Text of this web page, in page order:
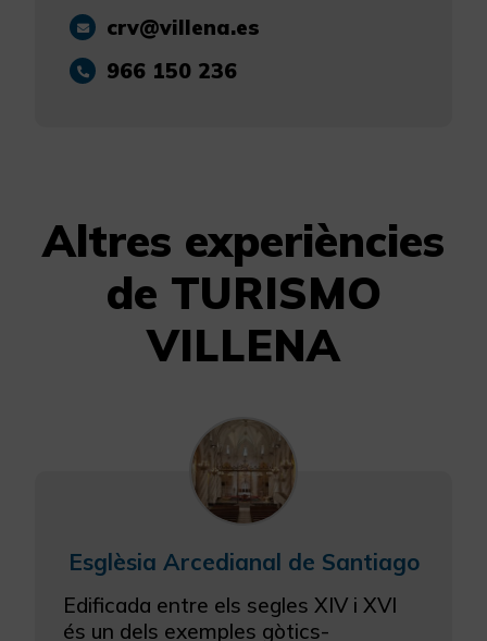
crv@villena.es
966 150 236
Altres experiències
de TURISMO
VILLENA
Esglèsia Arcedianal de Santiago
Edificada entre els segles XIV i XVI
és un dels exemples gòtics-